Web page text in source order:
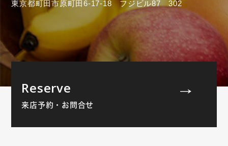
東京都町田市原町田6-17-18 フジビル87 302
Reserve
来店予約・お問合せ